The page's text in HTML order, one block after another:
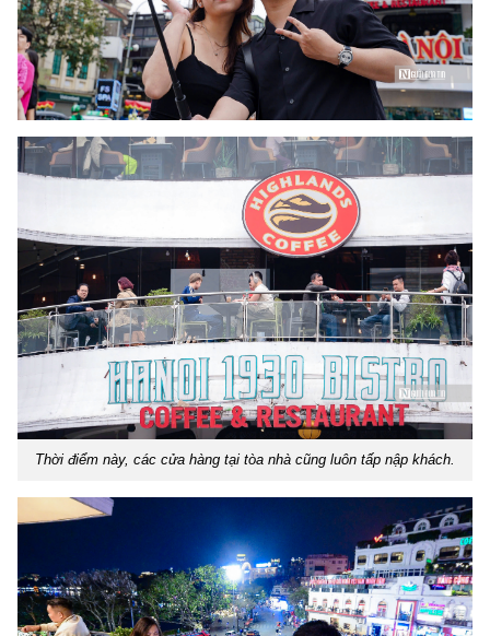
Thời điểm này, các cửa hàng tại tòa nhà cũng luôn tấp nập khách.